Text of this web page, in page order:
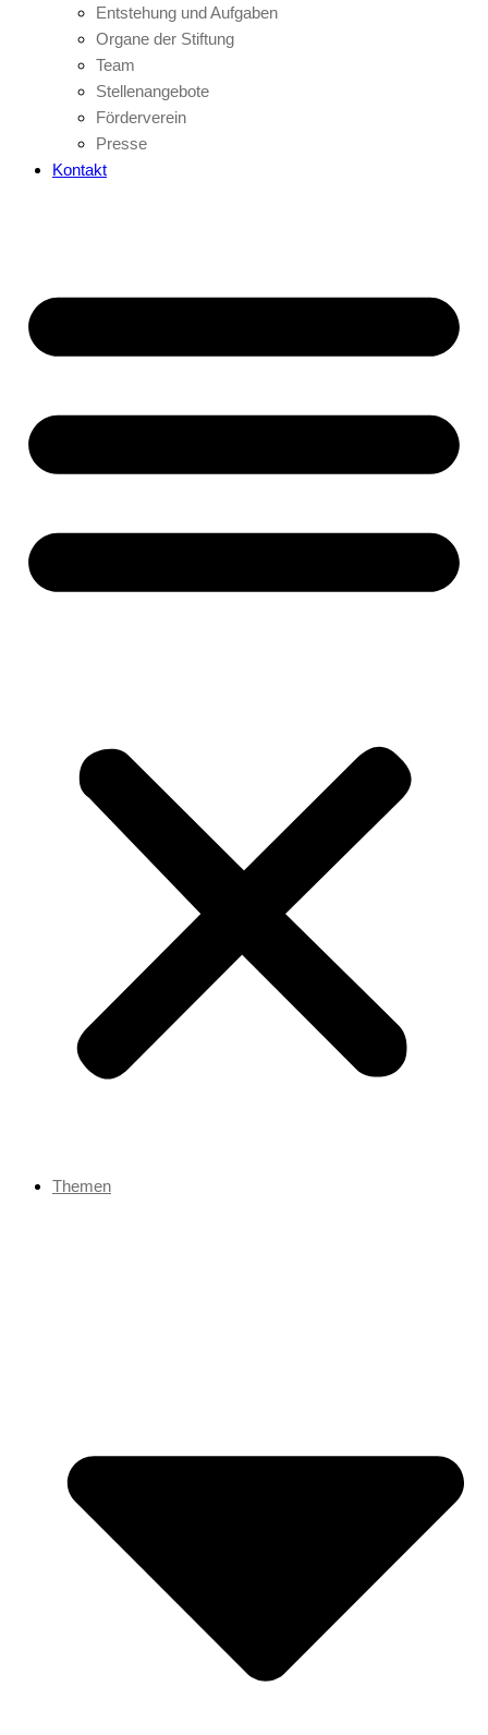
Entstehung und Aufgaben
Organe der Stiftung
Team
Stellenangebote
Förderverein
Presse
Kontakt
Themen